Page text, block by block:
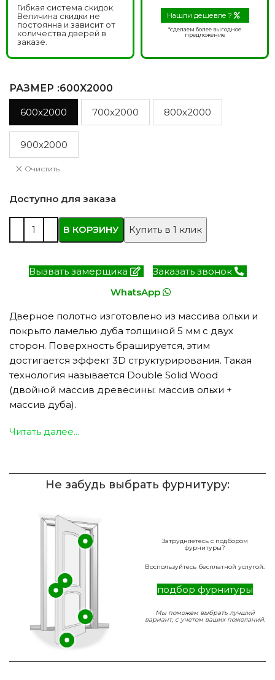
Гибкая система скидок.
Величина скидки не
постоянна и зависит от
количества дверей в
заказе.
Нашли дешевле ?
*сделаем более выгодное
предложение
РАЗМЕР :600X2000
600x2000 700x2000 800x2000
900x2000
Очистить
Доступно для заказа
В КОРЗИНУ Купить в 1 клик
Вызвать замерщика
Заказать звонок
WhatsApp
Дверное полотно изготовлено из массива ольхи и
покрыто ламелью дуба толщиной 5 мм с двух
сторон. Поверхность брашируется, этим
достигается эффект 3D структурирования. Такая
технология называется Double Solid Wood
(двойной массив древесины: массив ольхи +
массив дуба).
Читать далее...
Не забудь выбрать фурнитуру:
Затрудняетесь с подбором
фурнитуры?
Воспользуйтесь бесплатной услугой:
подбор фурнитуры
Мы поможем выбрать лучший
вариант, с учетом ваших пожеланий.